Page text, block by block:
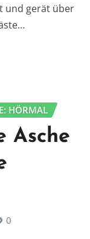
und gerät über
HÖRMAL
Asche
0